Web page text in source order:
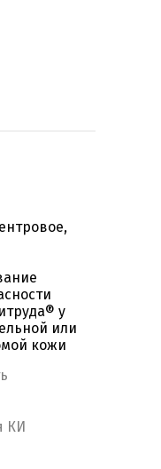
у
или
кожи
КИ